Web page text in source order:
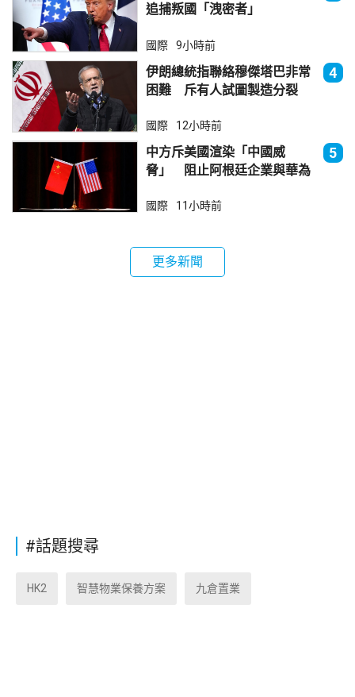
追捕叛國「洩密者」
國際 9小時前
伊朗總統指聯絡穆傑塔巴非常
困難 斥有人試圖製造分裂
4
國際 12小時前
中方斥美國渲染「中國威
脅」 阻止阿根廷企業與華為
5
國際 11小時前
更多新聞
#話題搜尋
HK2 智慧物業保養方案 九倉置業